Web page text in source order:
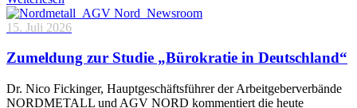
15. Juli 2026
Zumeldung zur Studie „Bürokratie in Deutschland“
Dr. Nico Fickinger, Hauptgeschäftsführer der Arbeitgeberverbände
NORDMETALL und AGV NORD kommentiert die heute